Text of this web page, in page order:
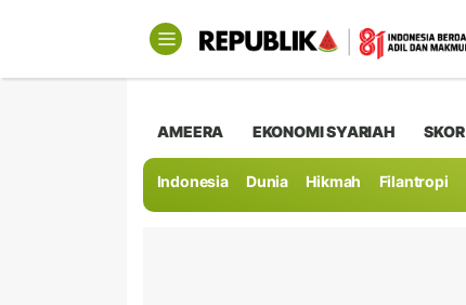
AMEERA EKONOMI SYARIAH SKOR
Indonesia Dunia Hikmah Filantropi